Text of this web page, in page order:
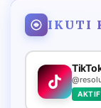
IKUTI
AKTIF